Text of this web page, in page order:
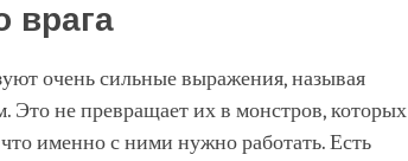
врага
очень сильные выражения, называя
не превращает их в монстров, которых
именно с ними нужно работать. Есть